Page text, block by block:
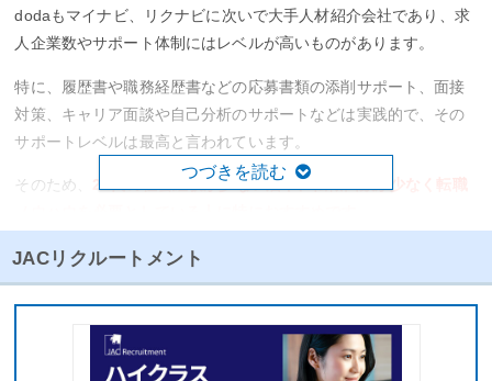
dodaもマイナビ、リクナビに次いで大手人材紹介会社であり、求
人企業数やサポート体制にはレベルが高いものがあります。
特に、履歴書や職務経歴書などの応募書類の添削サポート、面接
対策、キャリア面談や自己分析のサポートなどは実践的で、その
サポートレベルは最高と言われています。
そのため、
20代の社会経験が少ない層や、転職回数が少なく転職
また、登録企業の数は圧倒的に多く、しかもメールによる求人情
報の配信がマメなので、情報収集ツールとしても優秀です。
大手企業だけでなく、中小企業やベンチャー企業の登録数も多
く、求人の質は幅広いものになっています。そのため、自分に合
つづきを読む
JACリクルートメント